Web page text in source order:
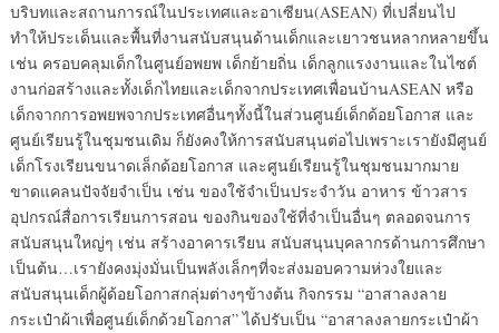
บริบทและสถานการณ์ในประเทศและอาเซียน(ASEAN) ที่เปลี่ยนไป
ทำให้ประเด็นและพื้นที่งานสนับสนุนด้านเด็กและเยาวชนหลากหลายขึ้น
เช่น ครอบคลุมเด็กในศูนย์อพยพ เด็กย้ายถิ่น เด็กลูกแรงงานและในไซต์
งานก่อสร้างและทั้งเด็กไทยและเด็กจากประเทศเพื่อนบ้านASEAN หรือ
เด็กจากการอพยพจากประเทศอื่นๆทั้งนี้ในส่วนศูนย์เด็กด้อยโอกาส และ
ศูนย์เรียนรู้ในชุมชนเดิม ก็ยังคงให้การสนับสนุนต่อไปเพราะเรายังมีศูนย์
เด็กโรงเรียนขนาดเล็กด้อยโอกาส และศูนย์เรียนรู้ในชุมชนมากมาย
ขาดแคลนปัจจัยจำเป็น เช่น ของใช้จำเป็นประจำวัน อาหาร ข้าวสาร
อุปกรณ์สื่อการเรียนการสอน ของกินของใช้ที่จำเป็นอื่นๆ ตลอดจนการ
สนับสนุนใหญ่ๆ เช่น สร้างอาคารเรียน สนับสนุนบุคลากรด้านการศึกษา
เป็นต้น…เรายังคงมุ่งมั่นเป็นพลังเล็กๆที่จะส่งมอบความห่วงใยและ
สนับสนุนเด็กผู้ด้อยโอกาสกลุ่มต่างๆข้างต้น กิจกรรม “อาสาลงลาย
กระเป๋าผ้าเพื่อศูนย์เด็กด้วยโอกาส” ได้ปรับเป็น “อาสาลงลายกระเป๋าผ้า